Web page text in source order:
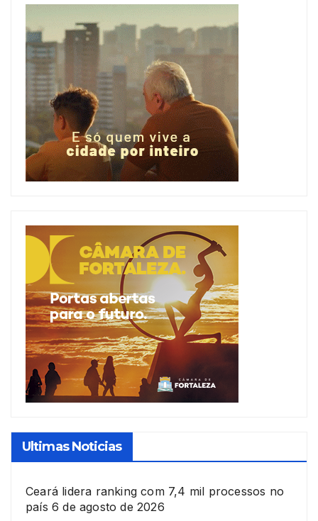
Ultimas Noticias
Ceará lidera ranking com 7,4 mil processos no
país 6 de agosto de 2026